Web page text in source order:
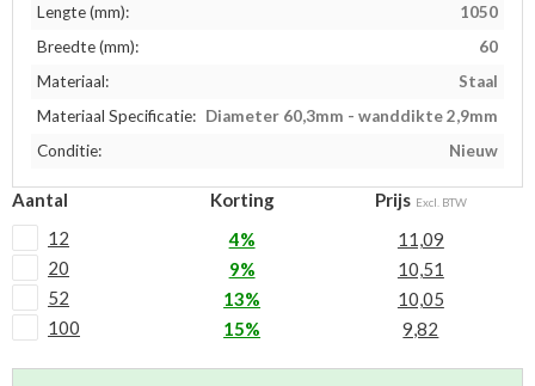
Lengte (mm):
1050
Breedte (mm):
60
Materiaal:
Staal
Materiaal Specificatie: Diameter 60,3mm - wanddikte 2,9mm
Conditie:
Nieuw
Aantal Korting Prijs Excl. BTW
12 4%
11,09
20
9%
10,51
52
13%
10,05
100
15% 9,82